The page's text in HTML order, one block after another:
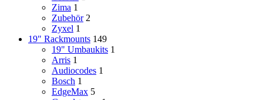
Zima 1
Zubehör 2
Zyxel 1
19" Rackmounts 149
19" Umbaukits 1
Arris 1
Audiocodes 1
Bosch 1
EdgeMax 5